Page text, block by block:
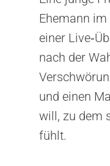
Ehemann
einer
nach der
und einen
will, zu dem
fühlt.